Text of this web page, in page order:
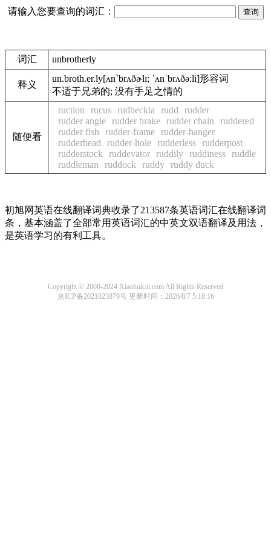
请输入您要查询的词汇：
词汇 unbrotherly
释义
un.broth.er.ly[ʌn`brʌðɚlɪ; ˈʌnˈbrʌðə:li]形容词
不适于兄弟的; 没有手足之情的
随便看
ruction rucus rudbeckia rudd
rudder
rudder angle rudder brake rudder chain
ruddered
rudder fish
rudder-frame rudder-hanger
rudderhead
rudder-hole rudderless rudderpost
rudderstock
ruddevator ruddily ruddiness ruddle
ruddleman
ruddock ruddy ruddy duck
初旭网英语在线翻译词典收录了213587条英语词汇在线翻译词
条，基本涵盖了全部常用英语词汇的中英文双语翻译及用法，
是英语学习的有利工具。
Copyright © 2000-2024 Xiaohuicai.com All Rights Reserved
京ICP备2021023879号更新时间：2026/8/7 5:18:16